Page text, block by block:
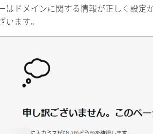
はドメインに関する情報が正しく設定
います。